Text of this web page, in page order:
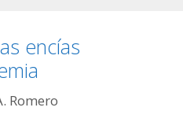
encías
Romero